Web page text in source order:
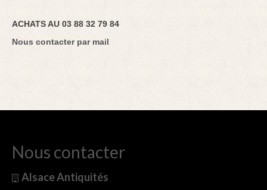
ACHATS AU 03 88 32 79 84
Nous contacter par mail
Nous contacter
Alsace Antiquités